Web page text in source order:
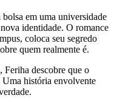
em uma universidade
identidade. O romance
coloca seu segredo
quem realmente é.
Feriha descobre que o
Uma história envolvente